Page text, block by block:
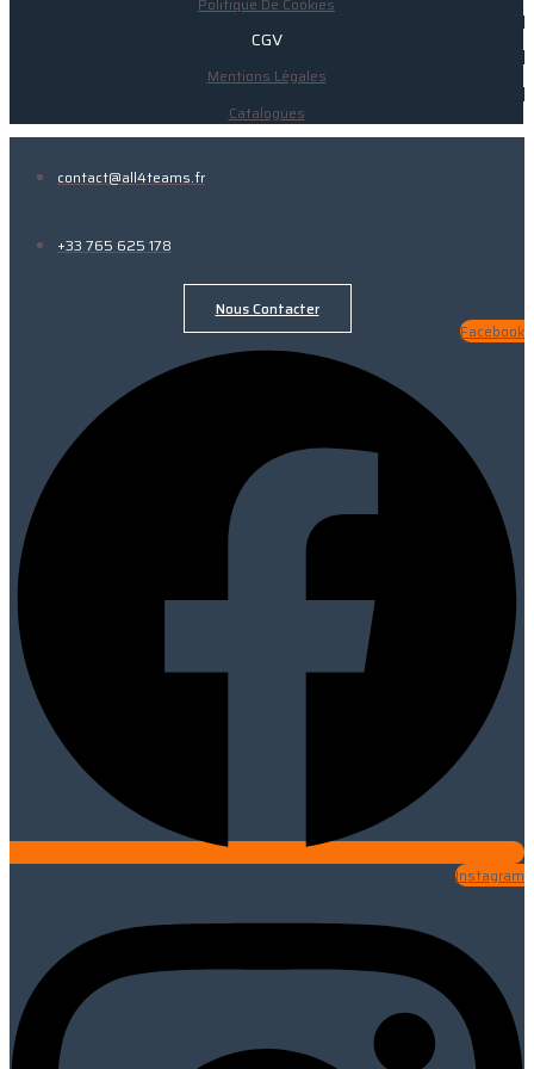
CGV
Mentions Légales
Catalogues
contact@all4teams.fr
+33 765 625 178
Nous Contacter
Facebook
Instagram